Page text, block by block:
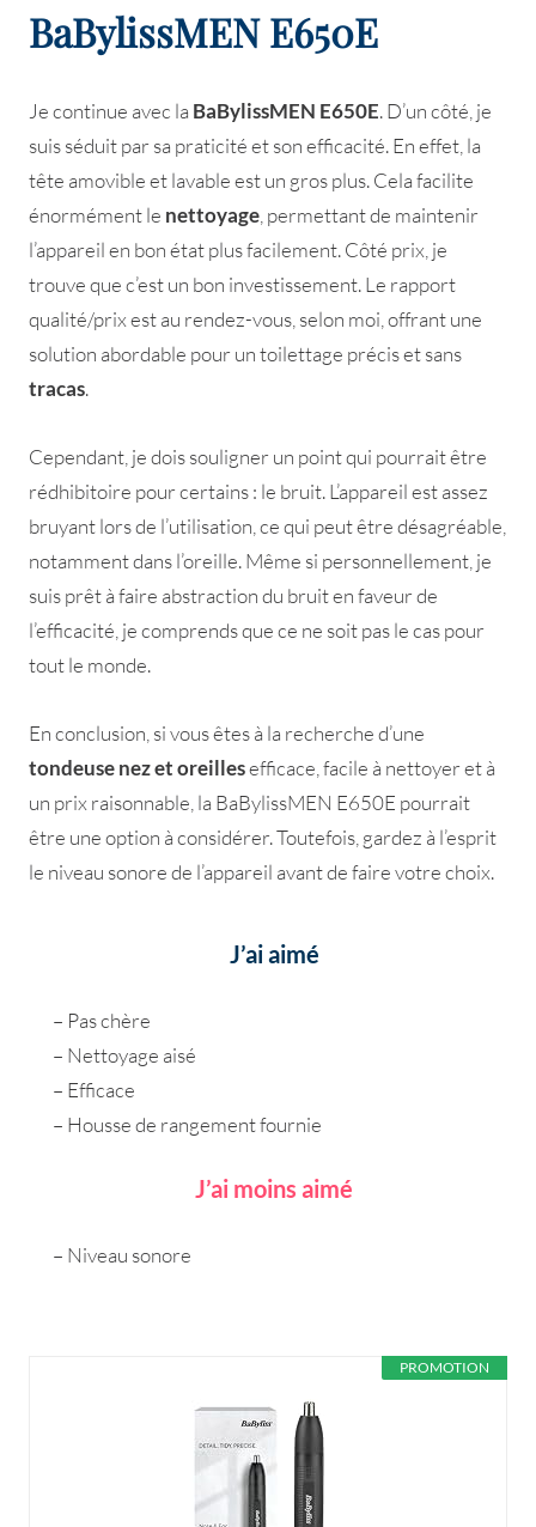
BaBylissMEN E650E
Je continue avec la BaBylissMEN E650E. D’un côté, je
suis séduit par sa praticité et son efficacité. En effet, la
tête amovible et lavable est un gros plus. Cela facilite
énormément le nettoyage, permettant de maintenir
l’appareil en bon état plus facilement. Côté prix, je
trouve que c’est un bon investissement. Le rapport
qualité/prix est au rendez-vous, selon moi, offrant une
solution abordable pour un toilettage précis et sans
tracas.
Cependant, je dois souligner un point qui pourrait être
rédhibitoire pour certains : le bruit. L’appareil est assez
bruyant lors de l’utilisation, ce qui peut être désagréable,
notamment dans l’oreille. Même si personnellement, je
suis prêt à faire abstraction du bruit en faveur de
l’efficacité, je comprends que ce ne soit pas le cas pour
tout le monde.
En conclusion, si vous êtes à la recherche d’une
tondeuse nez et oreillesefficace, facile à nettoyer et à
un prix raisonnable, la BaBylissMEN E650E pourrait
être une option à considérer. Toutefois, gardez à l’esprit
le niveau sonore de l’appareil avant de faire votre choix.
J’ai aimé
– Pas chère
– Nettoyage aisé
– Efficace
– Housse de rangement fournie
J’ai moins aimé
– Niveau sonore
PROMOTION